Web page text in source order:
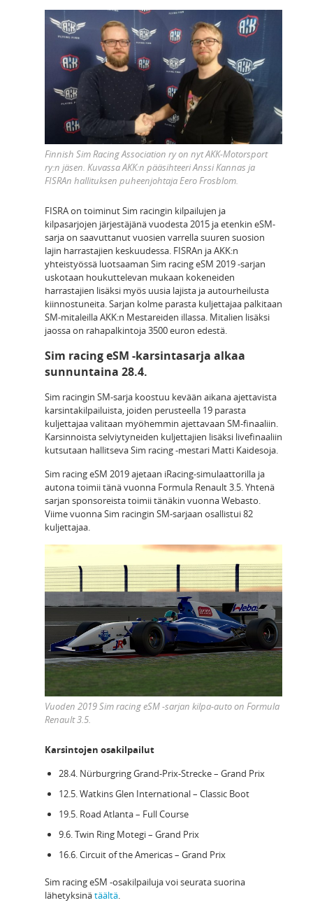
Finnish Sim Racing Association ry on nyt AKK-Motorsport
ry:n jäsen. Kuvassa AKK:n pääsihteeri Anssi Kannas ja
FISRAn hallituksen puheenjohtaja Eero Frosblom.
FISRA on toiminut Sim racingin kilpailujen ja
kilpasarjojen järjestäjänä vuodesta 2015 ja etenkin eSM-
sarja on saavuttanut vuosien varrella suuren suosion
lajin harrastajien keskuudessa. FISRAn ja AKK:n
yhteistyössä luotsaaman Sim racing eSM 2019 -sarjan
uskotaan houkuttelevan mukaan kokeneiden
harrastajien lisäksi myös uusia lajista ja autourheilusta
kiinnostuneita. Sarjan kolme parasta kuljettajaa palkitaan
SM-mitaleilla AKK:n Mestareiden illassa. Mitalien lisäksi
jaossa on rahapalkintoja 3500 euron edestä.
Sim racing eSM -karsintasarja alkaa
sunnuntaina 28.4.
Sim racingin SM-sarja koostuu kevään aikana ajettavista
karsintakilpailuista, joiden perusteella 19 parasta
kuljettajaa valitaan myöhemmin ajettavaan SM-finaaliin.
Karsinnoista selviytyneiden kuljettajien lisäksi livefinaaliin
kutsutaan hallitseva Sim racing -mestari Matti Kaidesoja.
Sim racing eSM 2019 ajetaan iRacing-simulaattorilla ja
autona toimii tänä vuonna Formula Renault 3.5. Yhtenä
sarjan sponsoreista toimii tänäkin vuonna Webasto.
Viime vuonna Sim racingin SM-sarjaan osallistui 82
kuljettajaa.
Vuoden 2019 Sim racing eSM -sarjan kilpa-auto on Formula
Renault 3.5.
Karsintojen osakilpailut
28.4. Nürburgring Grand-Prix-Strecke – Grand Prix
12.5. Watkins Glen International – Classic Boot
19.5. Road Atlanta – Full Course
9.6. Twin Ring Motegi – Grand Prix
16.6. Circuit of the Americas – Grand Prix
Sim racing eSM -osakilpailuja voi seurata suorina
lähetyksinätäältä.